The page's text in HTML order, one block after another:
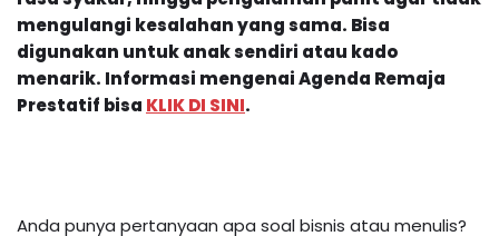
mengulangi kesalahan yang sama. Bisa
digunakan untuk anak sendiri atau kado
menarik. Informasi mengenaiAgenda Remaja
Prestatif bisa KLIK DI SINI.
Anda punya pertanyaan apa soal bisnis atau menulis?